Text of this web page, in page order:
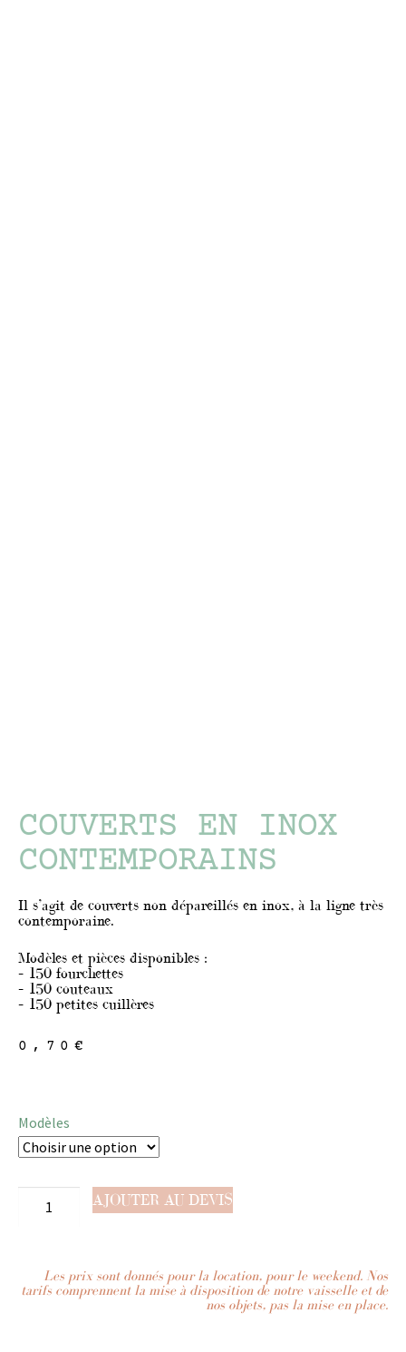
COUVERTS EN INOX
CONTEMPORAINS
Il s’agit de couverts non dépareillés en inox, à la ligne très
contemporaine.
Modèles et pièces disponibles :
– 150 fourchettes
– 150 couteaux
– 150 petites cuillères
0,70 €
Modèles
AJOUTER AU DEVIS
Les prix sont donnés pour la location, pour le weekend. Nos
tarifs comprennent la mise à disposition de notre vaisselle et de
nos objets, pas la mise en place.